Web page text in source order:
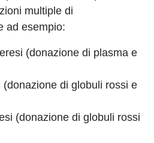
multiple di
ad esempio:
(donazione di plasma e
di globuli rossi e
(donazione di globuli rossi